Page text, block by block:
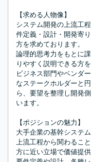
【求める人物像】
システム開発の上流工
件定義・設計・開発寄
方を求めております。
論理的思考力をもとに
りやすく説明できる方
ビジネス部門やベンダ
なステークホルダーと
ら、要望を整理し開発
います。
【ポジションの魅力】
大手企業の基幹システ
上流工程から関わるこ
方に近い立場で価値提